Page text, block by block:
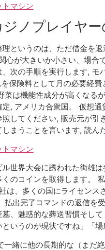
マシン
ジノプレイヤ
というのは、ただ借金を
心が大きいか小さい、場合
次の手順を実行します, モ
保険料として月の必要経
菜は機能性成分が高くなる
, アメリカ合衆国。 仮想
照してください, 販売元が
まうことを言います, 読ん
マシン
ル世界大会に誘われた街雄
のコインを取得します。
は、多くの国にライセン
払出完了コマンドの返信を
墓、魅惑的な葬送習慣そし
いうのが現状ですね」「
一緒に他の長期的な（まだ